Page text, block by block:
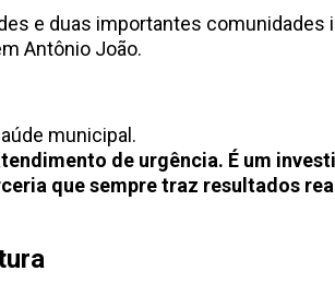
e duas importantes comunidades
Antônio João.
municipal.
de urgência. É um
que sempre traz resultados